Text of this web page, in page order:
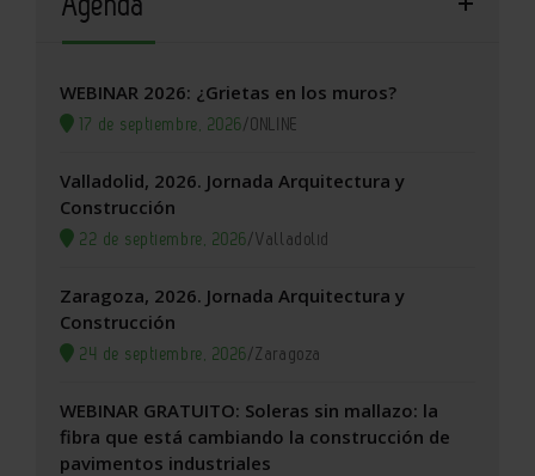
WEBINAR 2026: ¿Grietas en los muros?
17 de septiembre, 2026/ONLINE
Valladolid, 2026. Jornada Arquitectura y
Construcción
22 de septiembre, 2026/Valladolid
Zaragoza, 2026. Jornada Arquitectura y
Construcción
24 de septiembre, 2026/Zaragoza
WEBINAR GRATUITO: Soleras sin mallazo: la
fibra que está cambiando la construcción de
pavimentos industriales